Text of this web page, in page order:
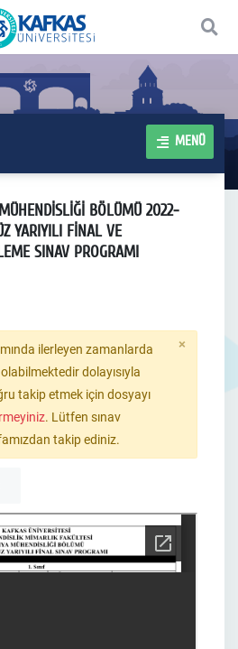
MENÜ
BÖLÜMÜ 2022-
YARIYILI FİNAL VE
SINAV PROGRAMI
ilerleyen zamanlarda
dolayısıyla
takip etmek için dosyayı
. Lütfen sınav
takip ediniz.
×